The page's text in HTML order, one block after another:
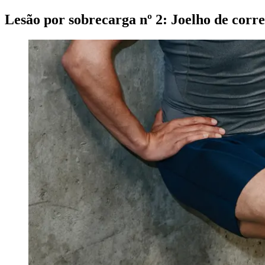
Lesão por sobrecarga nº 2: Joelho de